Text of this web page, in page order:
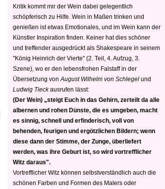
Kritik kommt mir der Wein dabei gelegentlich
schöpferisch zu Hilfe. Wein in Maßen trinken und
genießen ist etwas Emotionales, und im Wein kann der
Künstler Inspiration finden. Keiner hat dies schöner
und treffender ausgedrückt als Shakespeare in seinem
"König Heinrich der Vierte" (2. Teil, 4. Aufzug, 3.
Szene), wo er den lebensfrohen Falstaff in der
Übersetzung von August Wilhelm von Schlegel und
Ludwig Tieckausrufen lässt:
(Der Wein) „steigt Euch in das Gehirn, zerteilt da alle
albernen und rohen Dünste, die es umgeben, macht
es sinnig, schnell und erfinderisch, voll von
behenden, feurigen und ergötzlichen Bildern; wenn
diese dann der Stimme, der Zunge, überliefert
werden, was ihre Geburt ist, so wird vortrefflicher
Witz daraus".
Vortrefflicher Witz können selbstverständlich auch die
schönen Farben und Formen des Malers oder